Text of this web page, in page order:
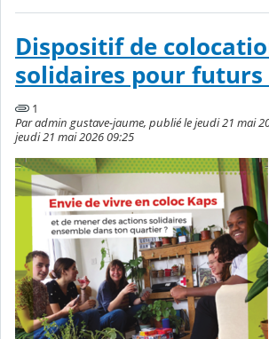
Dispositif de
solidaires pour
1
Par admin gustave-jaume, publié le jeudi 21 mai
jeudi 21 mai 2026 09:25